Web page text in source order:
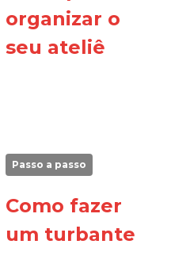
organizar o
seu ateliê
Passo a passo
Como fazer
um turbante